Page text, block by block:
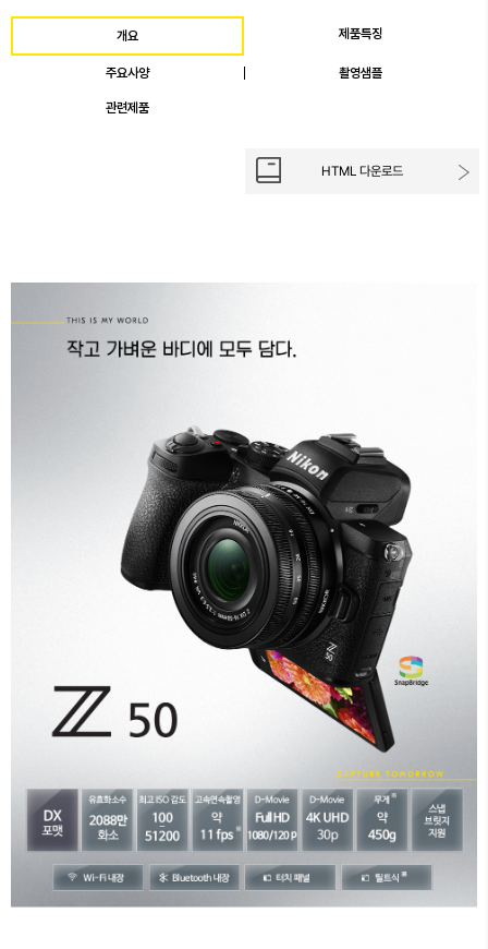
개요 제품특징
주요사양 촬영샘플
관련제품
HTML 다운로드